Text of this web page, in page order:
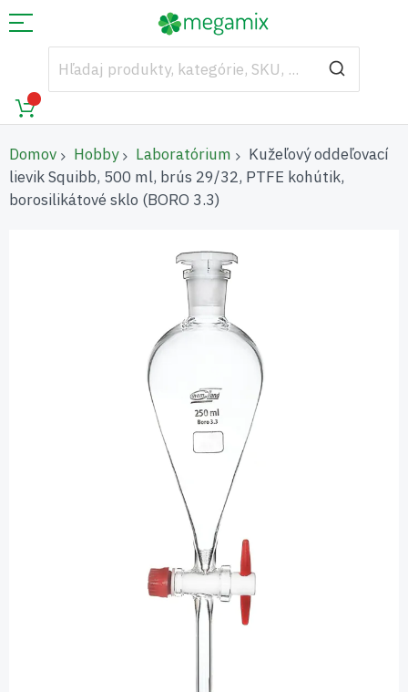
Domov Hobby Laboratórium
Kužeľový oddeľovací
lievik Squibb, 500 ml, brús 29/32, PTFE kohútik,
borosilikátové sklo (BORO 3.3)